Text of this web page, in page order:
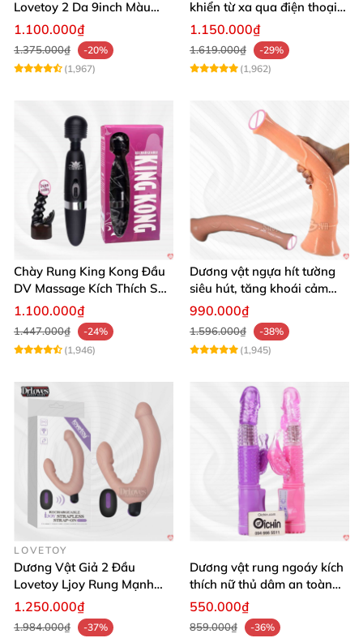
Lovetoy 2 Da 9inch Màu
Flesh Hàng Chính Hãng
1.100.000₫
1.375.000₫
-20%
(1,967)
khiển từ xa qua điện thoại
cực dễ dàng
1.150.000₫
1.619.000₫
-29%
(1,962)
Chày Rung King Kong Đầu
DV Massage Kích Thích Sâu
Mạnh Mẽ
1.100.000₫
1.447.000₫
-24%
(1,946)
Dương vật ngựa hít tường
siêu hút, tăng khoái cảm
tận hưởng
990.000₫
1.596.000₫
-38%
(1,945)
LOVETOY
Dương Vật Giả 2 Đầu
Lovetoy Ljoy Rung Mạnh
ĐKTX Hút Sâu
1.250.000₫
1.984.000₫
-37%
Dương vật rung ngoáy kích
thích nữ thủ dâm an toàn
cao cấp
550.000₫
859.000₫
-36%